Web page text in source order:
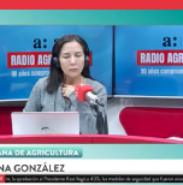
son moderados
diálogo respetuoso.